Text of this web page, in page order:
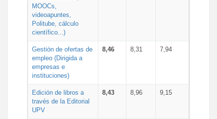
MOOCs,
videoapuntes,
Politube, cálculo
científico...)
Gestión de ofertas de
empleo (Dirigida a
empresas e
instituciones)
8,46 8,31 7,94
Edición de libros a
través de la Editorial
UPV
8,43 8,96 9,15